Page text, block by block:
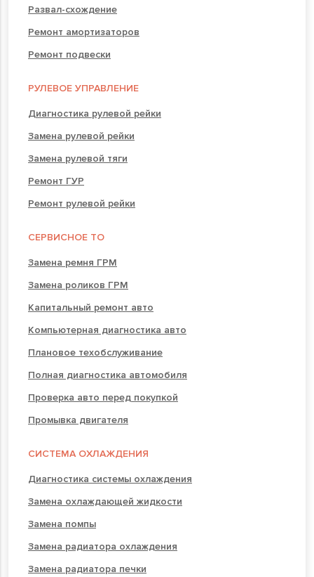
Развал-схождение
Ремонт амортизаторов
Ремонт подвески
РУЛЕВОЕ УПРАВЛЕНИЕ
Диагностика рулевой рейки
Замена рулевой рейки
Замена рулевой тяги
Ремонт ГУР
Ремонт рулевой рейки
СЕРВИСНОЕ ТО
Замена ремня ГРМ
Замена роликов ГРМ
Капитальный ремонт авто
Компьютерная диагностика авто
Плановое техобслуживание
Полная диагностика автомобиля
Проверка авто перед покупкой
Промывка двигателя
СИСТЕМА ОХЛАЖДЕНИЯ
Диагностика системы охлаждения
Замена охлаждающей жидкости
Замена помпы
Замена радиатора охлаждения
Замена радиатора печки